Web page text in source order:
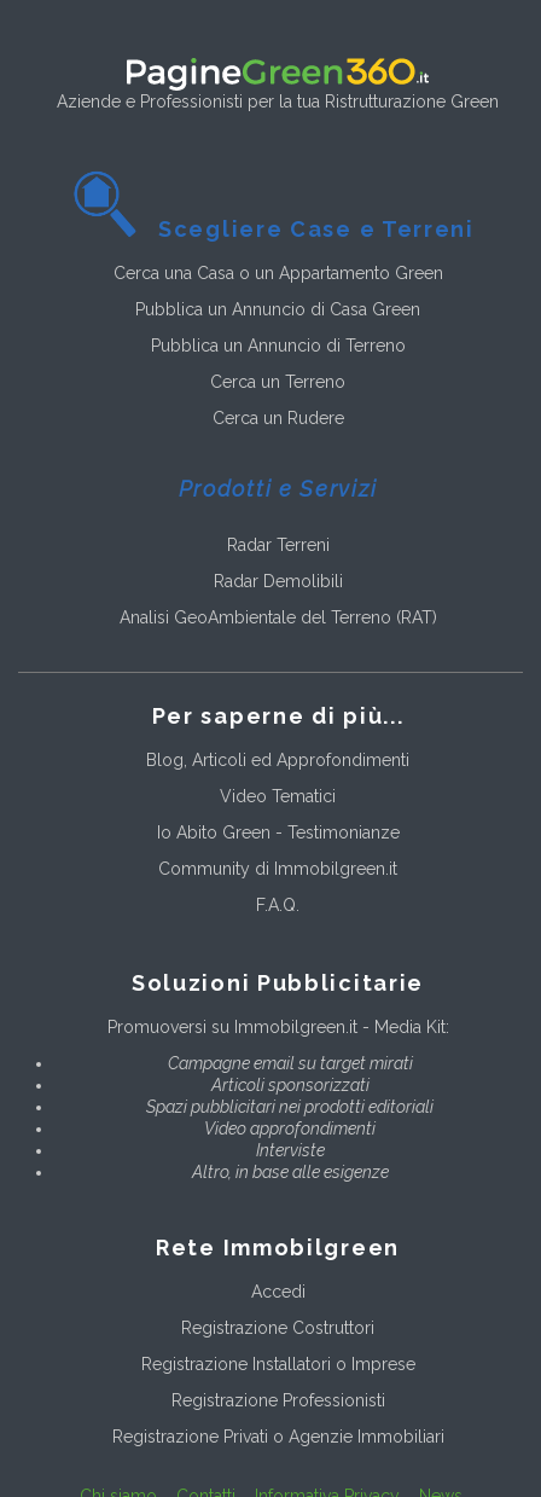
Aziende e Professionisti per la tua Ristrutturazione Green
Scegliere Case e Terreni
Cerca una Casa o un Appartamento Green
Pubblica un Annuncio di Casa Green
Pubblica un Annuncio di Terreno
Cerca un Terreno
Cerca un Rudere
Prodotti e Servizi
Radar Terreni
Radar Demolibili
Analisi GeoAmbientale del Terreno (RAT)
Per saperne di più...
Blog, Articoli ed Approfondimenti
Video Tematici
Io Abito Green - Testimonianze
Community di Immobilgreen.it
F.A.Q.
Soluzioni Pubblicitarie
Promuoversi su Immobilgreen.it - Media Kit:
Campagne email su target mirati
Articoli sponsorizzati
Spazi pubblicitari nei prodotti editoriali
Video approfondimenti
Interviste
Altro, in base alle esigenze
Rete Immobilgreen
Accedi
Registrazione Costruttori
Registrazione Installatori o Imprese
Registrazione Professionisti
Registrazione Privati o Agenzie Immobiliari